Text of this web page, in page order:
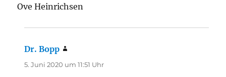
Ove Heinrichsen
Dr. Bopp
5. Juni 2020 um 11:51 Uhr